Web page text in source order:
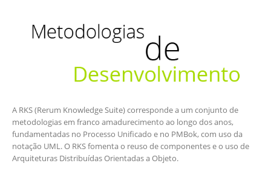
A RKS (Rerum Knowledge Suite) corresponde a um conjunto de
metodologias em franco amadurecimento ao longo dos anos,
fundamentadas no Processo Unificado e no PMBok, com uso da
notação UML. O RKS fomenta o reuso de componentes e o uso de
Arquiteturas Distribuídas Orientadas a Objeto.